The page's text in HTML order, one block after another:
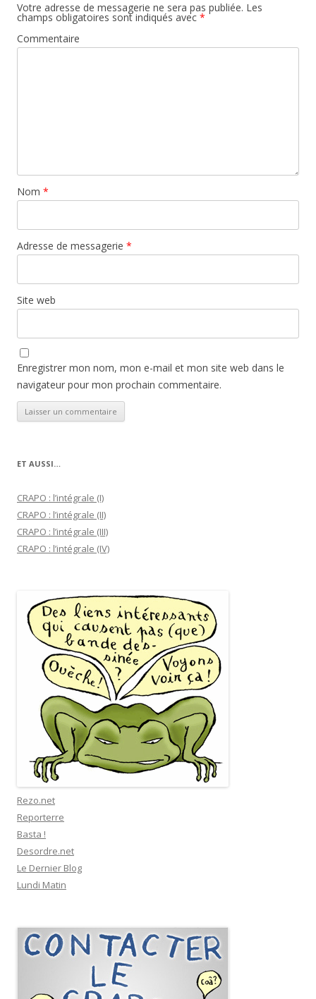
Votre adresse de messagerie ne sera pas publiée. Les
champs obligatoires sont indiqués avec *
Commentaire
Nom *
Adresse de messagerie *
Site web
Enregistrer mon nom, mon e-mail et mon site web dans le
navigateur pour mon prochain commentaire.
ET AUSSI…
CRAPO : l’intégrale (I)
CRAPO : l’intégrale (II)
CRAPO : l’intégrale (III)
CRAPO : l’intégrale (IV)
Rezo.net
Reporterre
Basta !
Desordre.net
Le Dernier Blog
Lundi Matin